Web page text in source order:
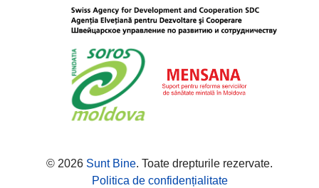
© 2026 Sunt Bine. Toate drepturile rezervate.
Politica de confidențialitate